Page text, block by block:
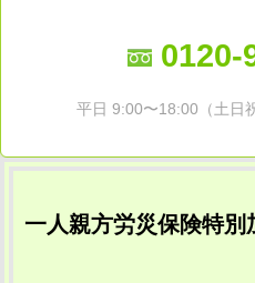
0120-
平日 9:00〜18:00（土日
一人親方労災保険特別